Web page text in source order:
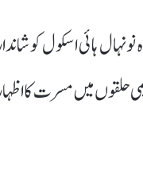
نہال ہائی اسکول کو
حلقوں میں مسرت کا